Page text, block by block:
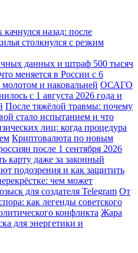
назад: после
столкнулся с резким
данных и штраф 500 тысяч
меняется в России с 6
и наковальней ОСАГО
с 1 августа 2026 года и
После тяжёлой травмы: почему
стало испытанием и что
лиц: когда процедура
Криптовалюта по новым
после 1 сентября 2026
карту даже за законный
подозрения и как защитить
чем может
для создателя Telegram От
как легенды советского
конфликта Жара
для энергетики и